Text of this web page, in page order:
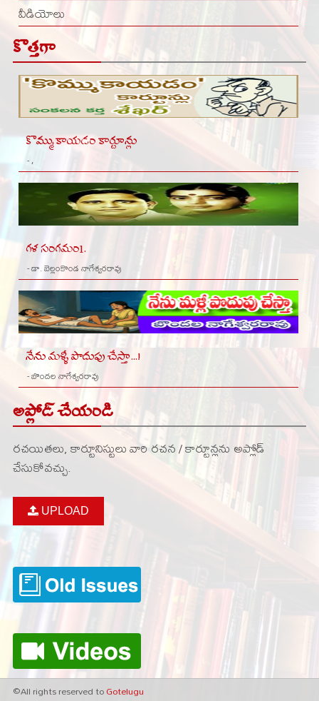
వీడియోలు
కొత్తగా
కొమ్ముకాయడం కార్టూన్లు
- ,
గళ సంగమం1.
- డా. బెల్లంకొండ నాగేశ్వరరావు
నేను మళ్ళీ పొదుపు చేస్తా...!
- బొందల నాగేశ్వరరావు
అప్లోడ్ చేయండి
రచయితలు, కార్టూనిస్టులు వారి రచన / కార్టూన్లను అప్లోడ్
చేసుకోవచ్చు.
UPLOAD
©All rights reserved toGotelugu